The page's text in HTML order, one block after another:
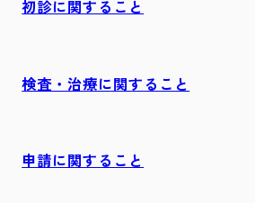
初診に関すること
検査・治療に関すること
申請に関すること